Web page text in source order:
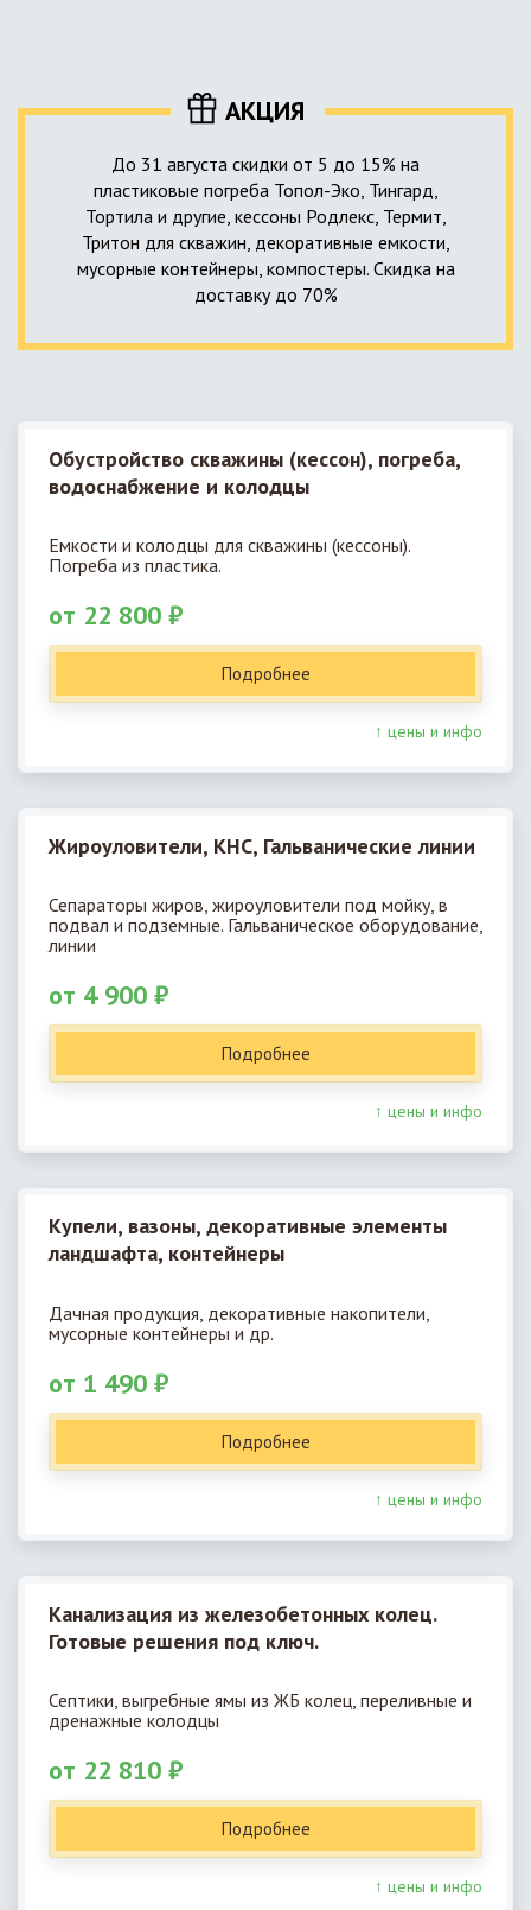
высокотехнологичное устройство, встраиваемое в
канализационную систему и обеспечивающее
АКЦИЯ
До 31 августа скидки от 5 до 15% на
пластиковые погреба Топол-Эко, Тингард,
Тортила и другие, кессоны Родлекс, Термит,
Тритон для скважин, декоративные емкости,
мусорные контейнеры, компостеры. Скидка на
доставку до 70%
Обустройство скважины (кессон), погреба,
водоснабжение и колодцы
Емкости и колодцы для скважины (кессоны).
Погреба из пластика.
от 22 800 ₽
Подробнее
↑ цены и инфо
Жироуловители, КНС, Гальванические линии
Сепараторы жиров, жироуловители под мойку, в
подвал и подземные. Гальваническое оборудование,
линии
от 4 900 ₽
Подробнее
↑ цены и инфо
Купели, вазоны, декоративные элементы
ландшафта, контейнеры
Дачная продукция, декоративные накопители,
мусорные контейнеры и др.
от 1 490 ₽
Подробнее
↑ цены и инфо
Канализация из железобетонных колец.
Готовые решения под ключ.
Септики, выгребные ямы из ЖБ колец, переливные и
дренажные колодцы
от 22 810 ₽
Подробнее
↑ цены и инфо